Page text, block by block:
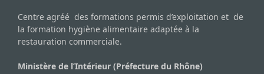
Centre agréé des formations permis d’exploitation et de
la formation hygiène alimentaire adaptée à la
restauration commerciale.
Ministère de l’Intérieur (Préfecture du Rhône)